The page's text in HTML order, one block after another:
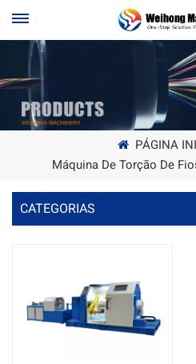
PÁGINA
Máquina De Torção De
CATEGORIAS